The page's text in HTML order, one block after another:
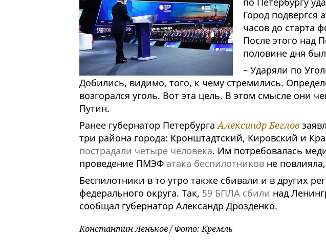
Город подвергся
часов до старта
После этого над
половине дня
– Ударяли по
Добились, видимо, того, к чему стремились.
возгорался уголь. Вот эта цель. В этом смысле они
Путин.
Ранее губернатор ПетербургаАлександр Беглов
три района города: Кронштадтский, Кировский и
пострадали четыре человека. Им потребовалась
проведение ПМЭФ атака беспилотниковне
Беспилотники в то утро также сбивали и в других
федерального округа. Так, 59 БПЛА сбили над
сообщал губернатор Александр Дрозденко.
Константин Леньков / Фото: Кремль